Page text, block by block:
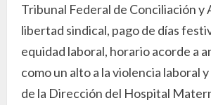
Tribunal Federal de Conciliación y
libertad sindical, pago de días
equidad laboral, horario acorde a
como un alto a la violencia laboral
de la Dirección del Hospital